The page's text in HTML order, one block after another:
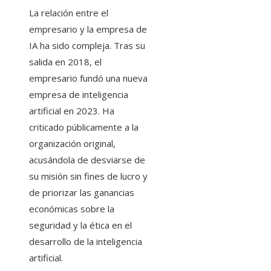
La relación entre el
empresario y la empresa de
IA ha sido compleja. Tras su
salida en 2018, el
empresario fundó una nueva
empresa de inteligencia
artificial en 2023. Ha
criticado públicamente a la
organización original,
acusándola de desviarse de
su misión sin fines de lucro y
de priorizar las ganancias
económicas sobre la
seguridad y la ética en el
desarrollo de la inteligencia
artificial.